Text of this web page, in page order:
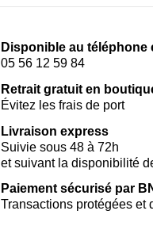
Disponible au téléphone
05 56 12 59 84
Retrait gratuit en
Évitez les frais de port
Livraison express
Suivie sous 48 à 72h
et suivant la disponibilité
Paiement sécurisé par
Transactions protégées et